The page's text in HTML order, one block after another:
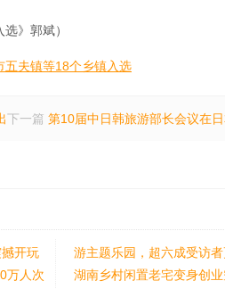
》郭斌）
五夫镇等18个乡镇入选
下一篇 第10届中日韩旅游部长会议在
开玩
游主题乐园，超六成受访
万人次
湖南乡村闲置老宅变身创